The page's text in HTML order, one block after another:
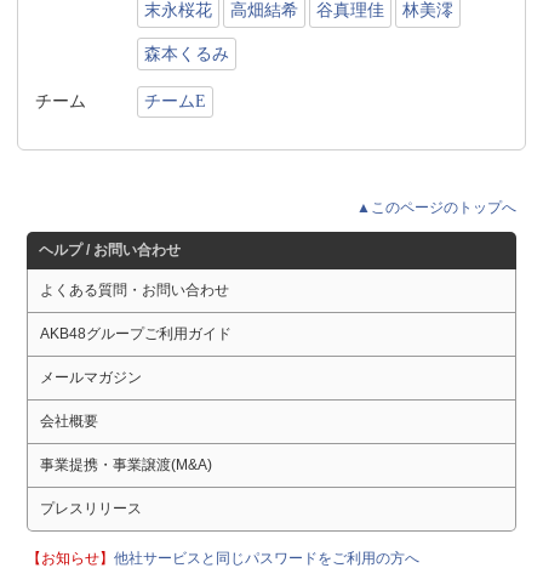
末永桜花 高畑結希 谷真理佳 林美澪
森本くるみ
チーム チームE
▲このページのトップへ
ヘルプ / お問い合わせ
よくある質問・お問い合わせ
AKB48グループご利用ガイド
メールマガジン
会社概要
事業提携・事業譲渡(M&A)
プレスリリース
【お知らせ】他社サービスと同じパスワードをご利用の方へ